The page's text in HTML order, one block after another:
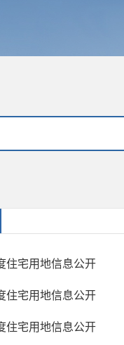
住宅用地信息公开
住宅用地信息公开
住宅用地信息公开